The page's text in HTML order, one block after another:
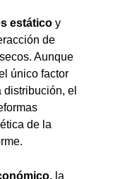
estático y
de
Aunque
único factor
el
de la
la